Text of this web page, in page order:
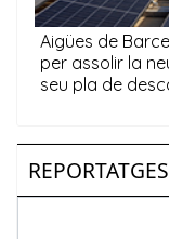
REPORTATGES